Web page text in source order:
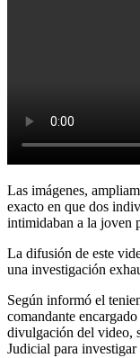
Las imágenes,
exacto en que dos
intimidaban a la joven
La difusión de este
una investigación
Según informó el
comandante
divulgación del video,
Judicial para investigar